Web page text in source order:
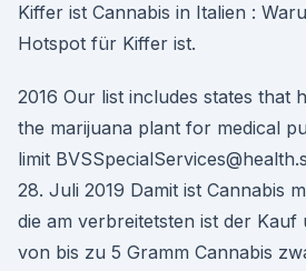
Kiffer ist Cannabis in Italien :
Hotspot für Kiffer ist.
2016 Our list includes states that
the marijuana plant for medical
limit
28. Juli 2019 Damit ist Cannabis
die am verbreitetsten ist der Kauf
von bis zu 5 Gramm Cannabis